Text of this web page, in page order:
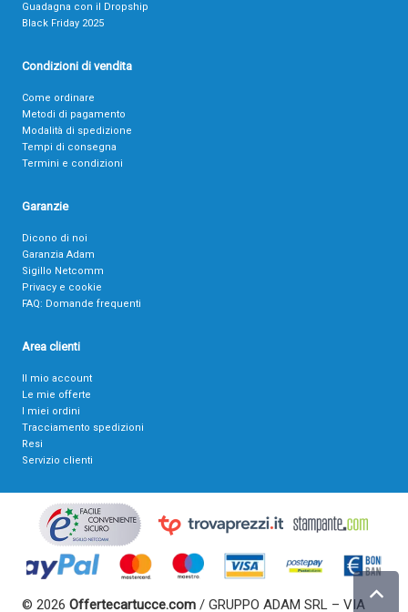
Guadagna con il Dropship
Black Friday 2025
Condizioni di vendita
Come ordinare
Metodi di pagamento
Modalità di spedizione
Tempi di consegna
Termini e condizioni
Garanzie
Dicono di noi
Garanzia Adam
Sigillo Netcomm
Privacy e cookie
FAQ: Domande frequenti
Area clienti
Il mio account
Le mie offerte
I miei ordini
Tracciamento spedizioni
Resi
Servizio clienti
© 2026 Offertecartucce.com / GRUPPO ADAM SRL – VIA